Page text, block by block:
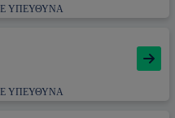
ΥΠΕΥΘΥΝΑ
ΥΠΕΥΘΥΝΑ